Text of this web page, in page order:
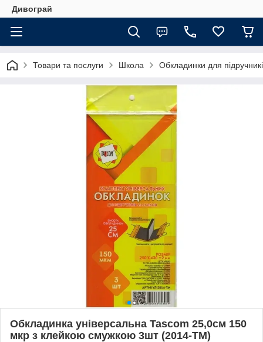
Дивограй
Товари та послуги Школа Обкладинки для
Обкладинка універсальна Tascom 25,0см 150
мкр з клейкою смужкою 3шт (2014-ТМ)